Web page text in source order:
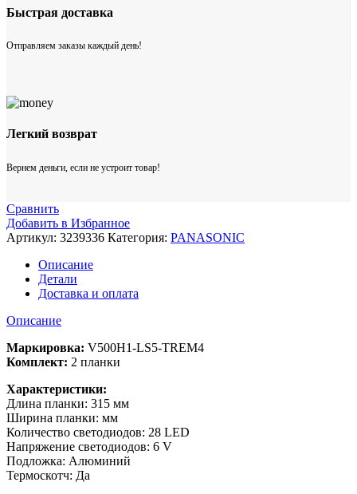
Быстрая доставка
Отправляем заказы каждый день!
Легкий возврат
Вернем деньги, если не устроит товар!
Сравнить
Добавить в Избранное
Артикул: 3239336 Категория: PANASONIC
Описание
Детали
Доставка и оплата
Описание
Маркировка: V500H1-LS5-TREM4
Комплект: 2 планки
Характеристики:
Длина планки: 315 мм
Ширина планки: мм
Количество светодиодов: 28 LED
Напряжение светодиодов: 6 V
Подложка: Алюминий
Термоскотч: Да